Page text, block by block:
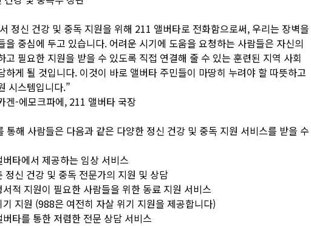
정신 건강 및 중독 지원을 위해 211 앨버타로 전화함으로써, 우리는 장벽을
을 중심에 두고 있습니다. 어려운 시기에 도움을 요청하는 사람들은 자신의
고 필요한 지원을 받을 수 있도록 직접 연결해 줄 수 있는 훈련된 지역 사회
하게 될 것입니다. 이것이 바로 앨버타 주민들이 마땅히 누려야 할 따뜻하고
시스템입니다.”
겐-에모크파에, 211 앨버타 국장
통해 사람들은 다음과 같은 다양한 정신 건강 및 중독 지원 서비스를 받을 수
버타에서 제공하는 임상 서비스
정신 건강 및 중독 전문가의 지원 및 상담
서적 지원이 필요한 사람들을 위한 동료 지원 서비스
기 지원 (988은 여전히 ​​자살 위기 지원을 제공합니다)
버타를 통한 저렴한 전문 상담 서비스